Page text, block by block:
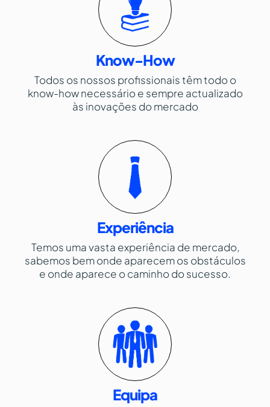
Know-How
Todos os nossos profissionais têm todo o
know-how necessário e sempre actualizado
às inovações do mercado
Experiência
Temos uma vasta experiência de mercado,
sabemos bem onde aparecem os obstáculos
e onde aparece o caminho do sucesso.
Equipa